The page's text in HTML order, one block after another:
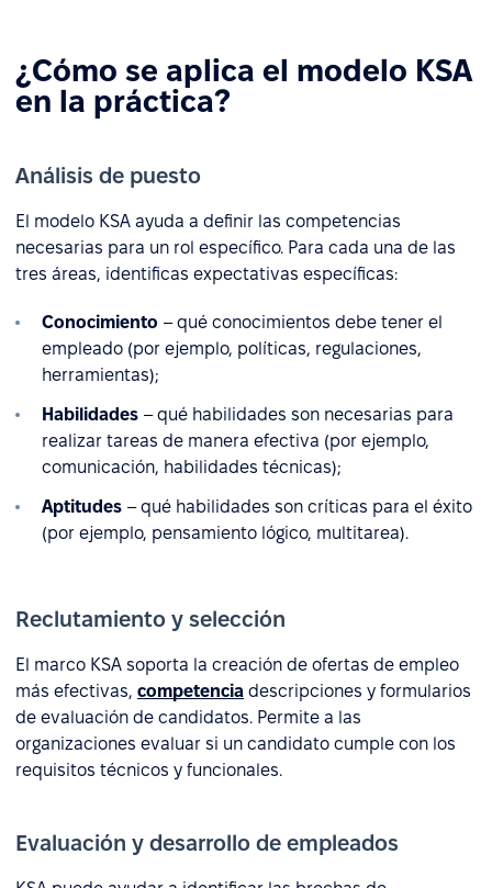
¿Cómo se aplica el modelo KSA
en la práctica?
Análisis de puesto
El modelo KSA ayuda a definir las competencias
necesarias para un rol específico. Para cada una de las
tres áreas, identificas expectativas específicas:
Conocimiento – qué conocimientos debe tener el
empleado (por ejemplo, políticas, regulaciones,
herramientas);
Habilidades – qué habilidades son necesarias para
realizar tareas de manera efectiva (por ejemplo,
comunicación, habilidades técnicas);
Aptitudes – qué habilidades son críticas para el éxito
(por ejemplo, pensamiento lógico, multitarea).
Reclutamiento y selección
El marco KSA soporta la creación de ofertas de empleo
más efectivas, competencia descripciones y formularios
de evaluación de candidatos. Permite a las
organizaciones evaluar si un candidato cumple con los
requisitos técnicos y funcionales.
Evaluación y desarrollo de empleados